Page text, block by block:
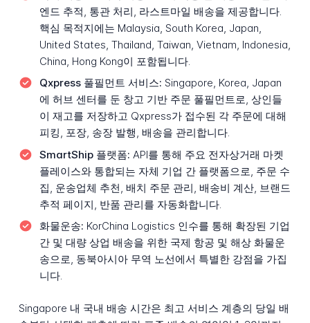
엔드 추적, 통관 처리, 라스트마일 배송을 제공합니다.
핵심 목적지에는 Malaysia, South Korea, Japan,
United States, Thailand, Taiwan, Vietnam, Indonesia,
China, Hong Kong이 포함됩니다.
Qxpress 풀필먼트 서비스: Singapore, Korea, Japan
에 허브 센터를 둔 창고 기반 주문 풀필먼트로, 상인들
이 재고를 저장하고 Qxpress가 접수된 각 주문에 대해
피킹, 포장, 송장 발행, 배송을 관리합니다.
SmartShip 플랫폼: API를 통해 주요 전자상거래 마켓
플레이스와 통합되는 자체 기업 간 플랫폼으로, 주문 수
집, 운송업체 추천, 배치 주문 관리, 배송비 계산, 브랜드
추적 페이지, 반품 관리를 자동화합니다.
화물운송: KorChina Logistics 인수를 통해 확장된 기업
간 및 대량 상업 배송을 위한 국제 항공 및 해상 화물운
송으로, 동북아시아 무역 노선에서 특별한 강점을 가집
니다.
Singapore 내 국내 배송 시간은 최고 서비스 계층의 당일 배